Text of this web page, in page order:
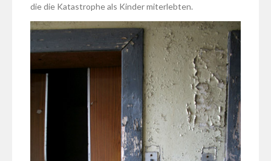
die die Katastrophe als Kinder miterlebten.